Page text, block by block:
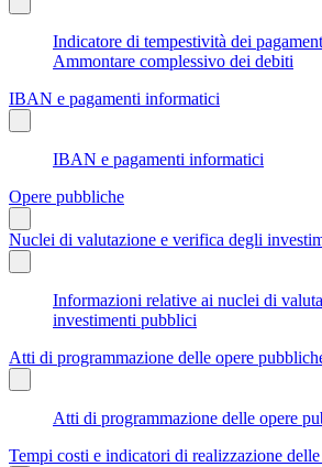
Indicatore di tempestività dei
Ammontare complessivo dei debiti
IBAN e pagamenti informatici
IBAN e pagamenti informatici
Opere pubbliche
Nuclei di valutazione e verifica degli
Informazioni relative ai nuclei di
investimenti pubblici
Atti di programmazione delle opere
Atti di programmazione delle opere
Tempi costi e indicatori di realizzazione